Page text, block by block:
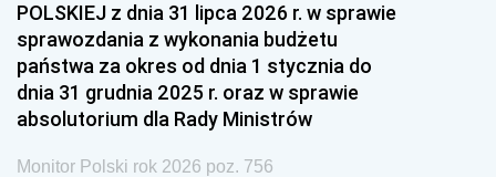
1939 1938 1937
1936 1930
POLSKIEJ z dnia 31 lipca 2026 r. w sprawie
sprawozdania z wykonania budżetu
państwa za okres od dnia 1 stycznia do
dnia 31 grudnia 2025 r. oraz w sprawie
absolutorium dla Rady Ministrów
Monitor Polski rok 2026 poz. 756